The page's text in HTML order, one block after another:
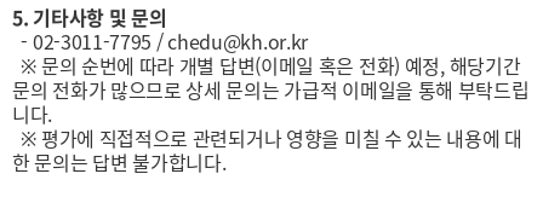
5. 기타사항 및 문의
- 02-3011-7795 / chedu@kh.or.kr
※ 문의 순번에 따라 개별 답변(이메일 혹은 전화) 예정, 해당기간
문의 전화가 많으므로 상세 문의는 가급적 이메일을 통해 부탁드립
니다.
※ 평가에 직접적으로 관련되거나 영향을 미칠 수 있는 내용에 대
한 문의는 답변 불가합니다.